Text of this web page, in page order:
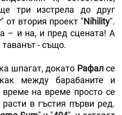
три изстрела до друг
" от втория проект "Nihility".
– и на, и пред сцената! А
- също.
шпагат, докато Рафалсе
между барабаните и
на време просто се
в гъстия първи ред.